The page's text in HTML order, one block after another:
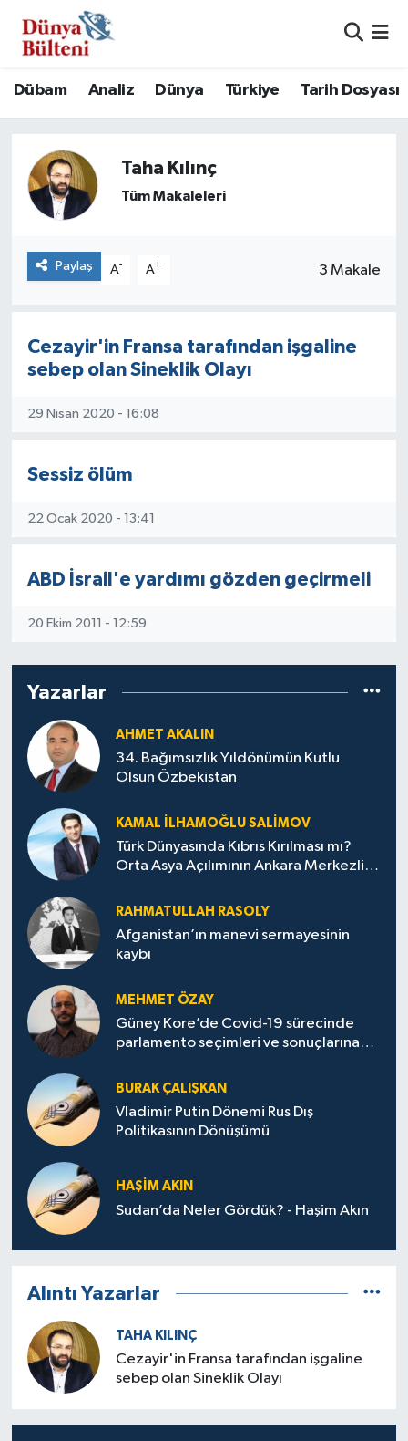
Dübam Analiz Dünya Türkiye Tarih Dosyası
Taha Kılınç
Tüm Makaleleri
Paylaş A- A+ 3 Makale
Cezayir'in Fransa tarafından işgaline
sebep olan Sineklik Olayı
29 Nisan 2020 - 16:08
Sessiz ölüm
22 Ocak 2020 - 13:41
ABD İsrail'e yardımı gözden geçirmeli
20 Ekim 2011 - 12:59
Yazarlar
AHMET AKALIN
34. Bağımsızlık Yıldönümün Kutlu
Olsun Özbekistan
KAMAL İLHAMOĞLU SALIMOV
Türk Dünyasında Kıbrıs Kırılması mı?
Orta Asya Açılımının Ankara Merkezli
RAHMATULLAH RASOLY
Afganistan’ın manevi sermayesinin
kaybı
MEHMET ÖZAY
Güney Kore’de Covid-19 sürecinde
parlamento seçimleri ve sonuçlarına
BURAK ÇALIŞKAN
Vladimir Putin Dönemi Rus Dış
Politikasının Dönüşümü
HAŞIM AKIN
Sudan’da Neler Gördük? - Haşim Akın
Alıntı Yazarlar
TAHA KILINÇ
Cezayir'in Fransa tarafından işgaline
sebep olan Sineklik Olayı
Hava Durumu
Namaz Vakitleri
Trafik Durumu
Süper Lig Puan Durumu ve Fikstür
Son Dakika Haberleri